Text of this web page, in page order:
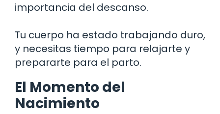
importancia del descanso.
Tu cuerpo ha estado trabajando duro,
y necesitas tiempo para relajarte y
prepararte para el parto.
El Momento del
Nacimiento